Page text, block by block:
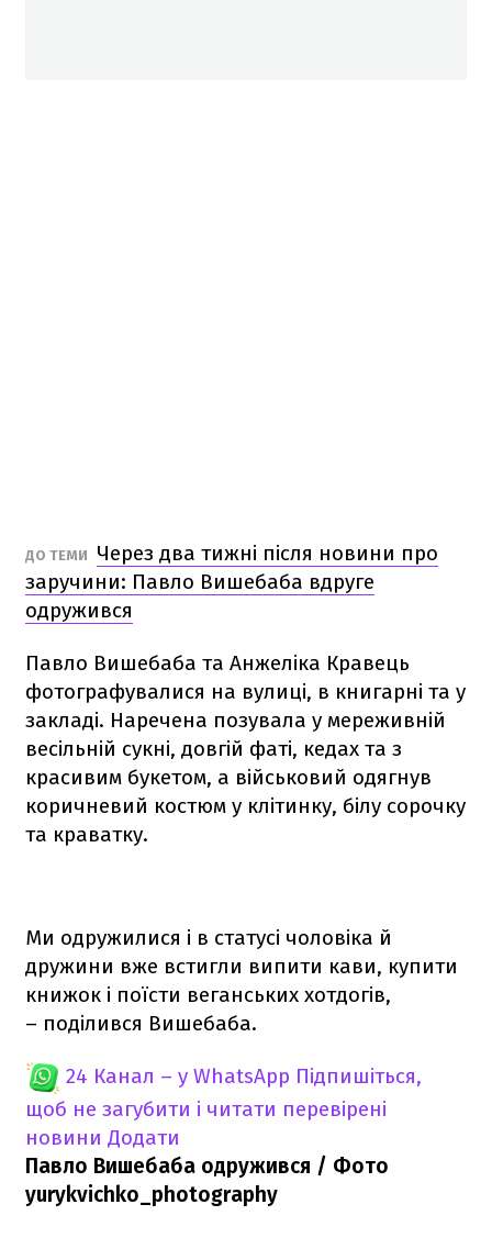
ДО ТЕМИ
Через два тижні після новини про
заручини: Павло Вишебаба вдруге
одружився
Павло Вишебаба та Анжеліка Кравець
фотографувалися на вулиці, в книгарні та у
закладі. Наречена позувала у мереживній
весільній сукні, довгій фаті, кедах та з
красивим букетом, а військовий одягнув
коричневий костюм у клітинку, білу сорочку
та краватку.
Ми одружилися і в статусі чоловіка й
дружини вже встигли випити кави, купити
книжок і поїсти веганських хотдогів,
– поділився Вишебаба.
24 Канал – у WhatsApp Підпишіться,
щоб не загубити і читати перевірені
новини Додати
Павло Вишебаба одружився / Фото
yurykvichko_photography